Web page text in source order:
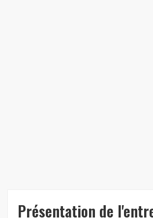
Présentation de